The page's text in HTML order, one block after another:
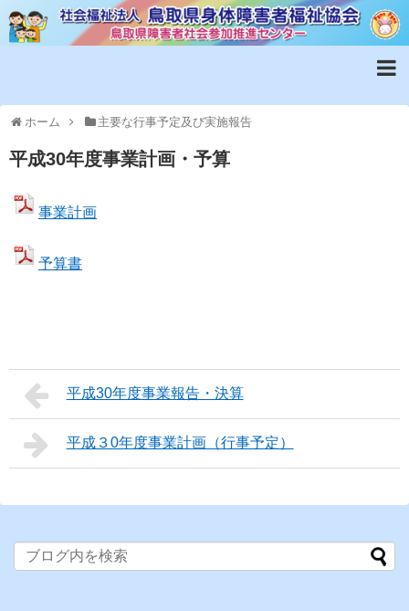
ホーム 主要な行事予定及び実施報告
平成30年度事業計画・予算
事業計画
予算書
平成30年度事業報告・決算
平成３0年度事業計画（行事予定）